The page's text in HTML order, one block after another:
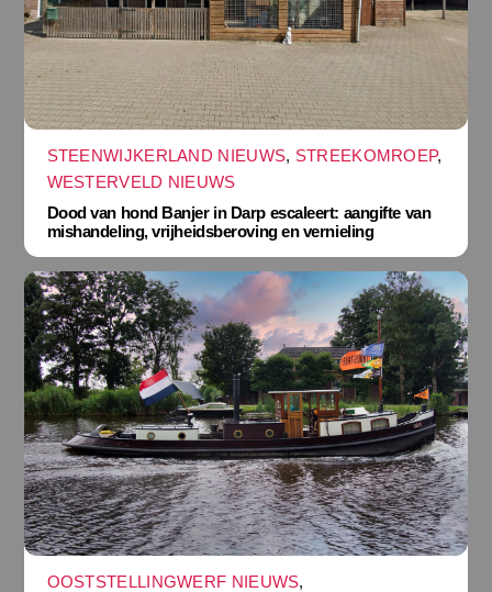
STEENWIJKERLAND NIEUWS, STREEKOMROEP,
WESTERVELD NIEUWS
Dood van hond Banjer in Darp escaleert: aangifte van
mishandeling, vrijheidsberoving en vernieling
OOSTSTELLINGWERF NIEUWS,